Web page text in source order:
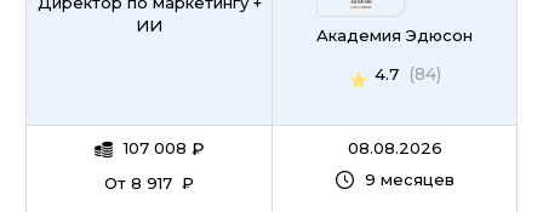
ИИ
107 008 ₽
От 8 917 ₽
Академия Эдюсон
4.7
(84)
08.08.2026
9 месяцев